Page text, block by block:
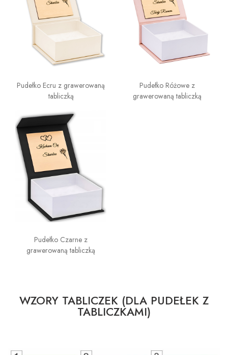
Pudełko Ecru z grawerowaną
tabliczką
Pudełko Różowe z
grawerowaną tabliczką
Pudełko Czarne z
grawerowaną tabliczką
WZORY TABLICZEK (DLA PUDEŁEK Z
TABLICZKAMI)